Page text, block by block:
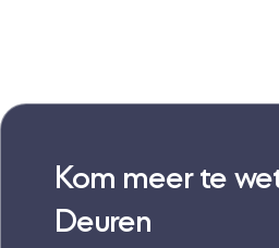
Kom meer te
Deuren